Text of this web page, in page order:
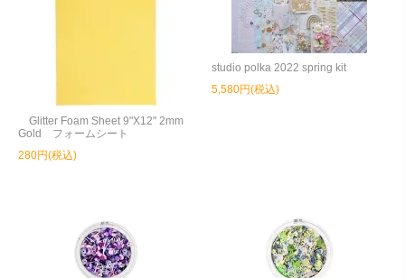
Glitter Foam Sheet 9"X12" 2mm
Gold フォームシート
280円(税込)
studio polka 2022 spring kit
5,580円(税込)